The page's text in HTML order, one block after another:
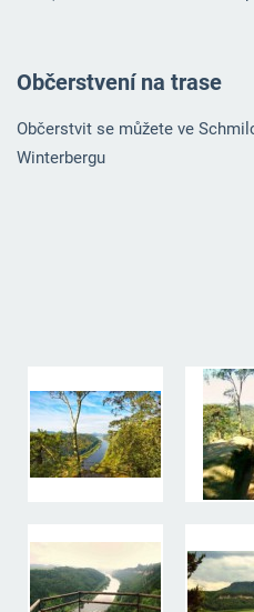
Občerstvení na trase
Občerstvit se můžete ve
Winterbergu